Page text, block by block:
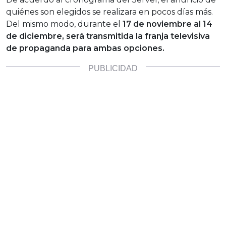
quiénes son elegidos se realizara en pocos días más.
Del mismo modo, durante el 17 de noviembre al 14
de diciembre, será transmitida la franja televisiva
de propaganda para ambas opciones.